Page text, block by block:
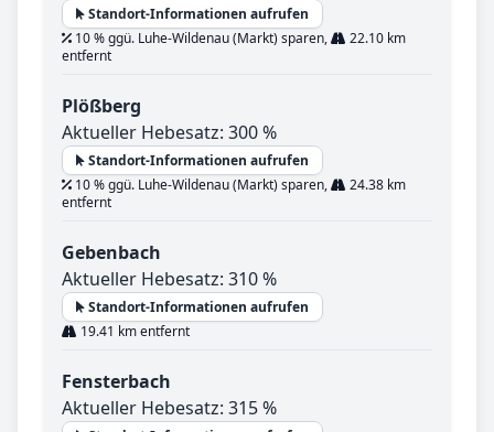
Standort-Informationen aufrufen
10 % ggü. Luhe-Wildenau (Markt) sparen,
22.10 km
entfernt
Plößberg
Aktueller Hebesatz: 300 %
Standort-Informationen aufrufen
10 % ggü. Luhe-Wildenau (Markt) sparen,
24.38 km
entfernt
Gebenbach
Aktueller Hebesatz: 310 %
Standort-Informationen aufrufen
19.41 km entfernt
Fensterbach
Aktueller Hebesatz: 315 %